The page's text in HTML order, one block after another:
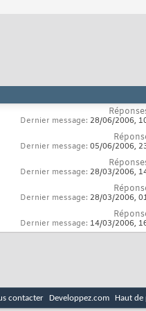
Dernier message: 28/06/2006,
Dernier message: 05/06/2006,
Dernier message: 28/03/2006,
Dernier message: 28/03/2006,
Dernier message: 14/03/2006,
contacter Developpez.com Haut de